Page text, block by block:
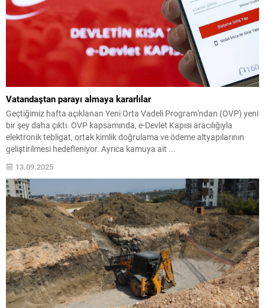
Vatandaştan parayı almaya kararlılar
Geçtiğimiz hafta açıklanan Yeni Orta Vadeli Program'ndan (OVP) yeni
bir şey daha çıktı. OVP kapsamında, e-Devlet Kapısı aracılığıyla
elektronik tebligat, ortak kimlik doğrulama ve ödeme altyapılarının
geliştirilmesi hedefleniyor. Ayrıca kamuya ait ...
13.09.2025